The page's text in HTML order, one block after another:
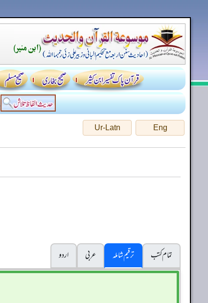
Eng
Ur-Latn
تمام کتب
ترقیم شاملہ عربی
اردو